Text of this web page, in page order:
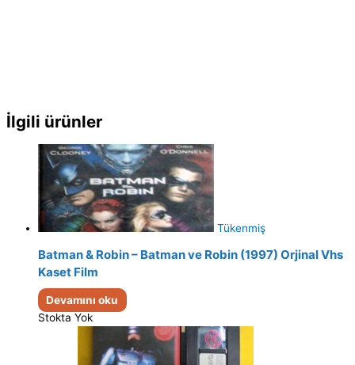
İlgili ürünler
Tükenmiş
Batman & Robin – Batman ve Robin (1997) Orjinal Vhs
Kaset Film
Devamını oku
Stokta Yok